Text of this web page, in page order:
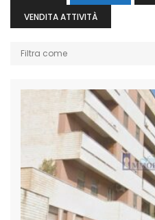
VENDITA ATTIVITÀ
Filtra come